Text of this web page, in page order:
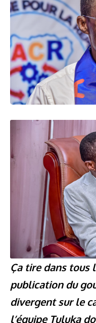
Ça tire dans tous
publication du
divergent sur le
l’équipe Tuluka